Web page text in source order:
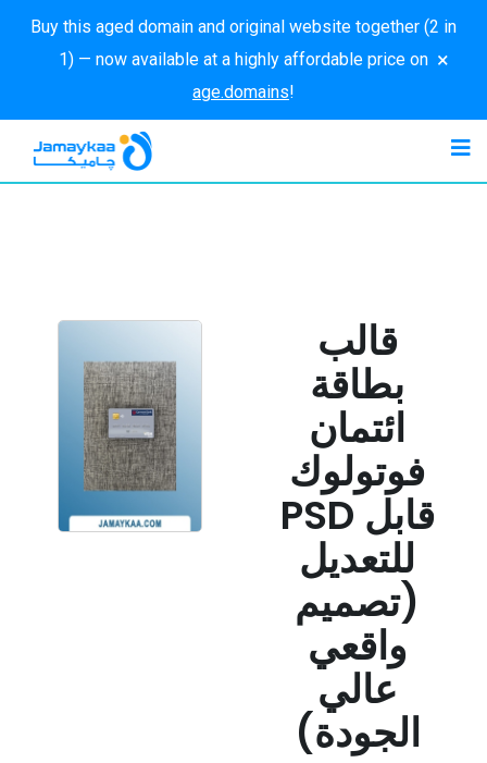
Buy this aged domain and original website together (2 in
1) — now available at a highly affordable price on
age.domains!
×
قالب
بطاقة
ائتمان
فوتولوك
PSD قابل
للتعديل
(تصميم
واقعي
عالي
الجودة)